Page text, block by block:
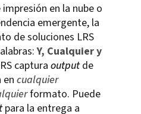
en la nube o
emergente, la
de soluciones LRS
Y, Cualquier y
captura outputde
cualquier
formato. Puede
para la entrega a